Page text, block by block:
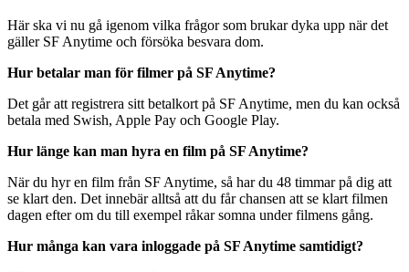
Här ska vi nu gå igenom vilka frågor som brukar dyka upp när det
gäller SF Anytime och försöka besvara dom.
Hur betalar man för filmer på SF Anytime?
Det går att registrera sitt betalkort på SF Anytime, men du kan också
betala med Swish, Apple Pay och Google Play.
Hur länge kan man hyra en film på SF Anytime?
När du hyr en film från SF Anytime, så har du 48 timmar på dig att
se klart den. Det innebär alltså att du får chansen att se klart filmen
dagen efter om du till exempel råkar somna under filmens gång.
Hur många kan vara inloggade på SF Anytime samtidigt?